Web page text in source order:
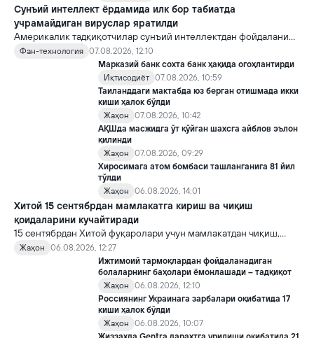
Сунъий интеллект ёрдамида илк бор табиатда
учрамайдиган вируслар яратилди
Америкалик тадқиқотчилар сунъий интеллектдан фойдаланиб
16 та вирус яратди. Бу кашфиёт янги ютуқларга умид уйғотиш
билан бирга, ундан нотўғри мақсадда фойдаланиш борасидаги
хавотирларни ҳам кучайтирмоқда.
Фан-технология 07.08.2026, 12:10
Марказий банк сохта банк ҳақида огоҳлантирди
Иқтисодиёт 07.08.2026, 10:59
Таиланддаги мактабда юз берган отишмада икки
киши ҳалок бўлди
Жаҳон
07.08.2026, 10:42
АҚШда масжидга ўт қўйган шахсга айблов эълон
қилинди
Жаҳон
07.08.2026, 09:29
Хиросимага атом бомбаси ташланганига 81 йил
тўлди
Жаҳон
06.08.2026, 14:01
Хитой 15 сентябрдан мамлакатга кириш ва чиқиш
қоидаларини кучайтиради
15 сентябрдан Хитой фуқаролари учун мамлакатдан чиқиш,
хорижликлар учун эса Хитойга кириш тартиби бўйича янги
қоидалар кучга киради.
Жаҳон
06.08.2026, 12:27
Ижтимоий тармоқлардан фойдаланадиган
болаларнинг баҳолари ёмонлашади – тадқиқот
Жаҳон
06.08.2026, 12:10
Россиянинг Украинага зарбалари оқибатида 17
киши ҳалок бўлди
Жаҳон
06.08.2026, 10:07